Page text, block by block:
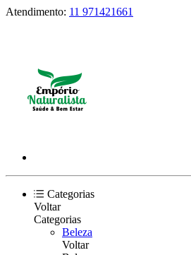
Atendimento: 11 971421661
Categorias
Voltar
Categorias
Beleza
Voltar